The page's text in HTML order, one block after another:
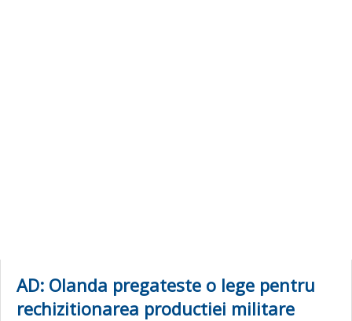
AD: Olanda pregateste o lege pentru
rechizitionarea productiei militare